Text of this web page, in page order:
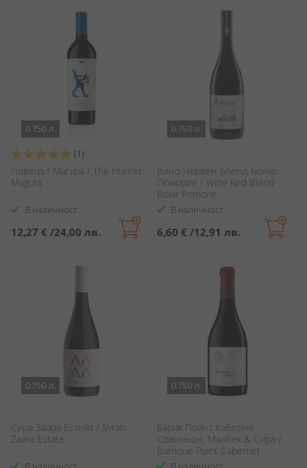
0.750 л.
Оценка:
100%
(1)
Ловецът Магура / The Hunter
Magura
В наличност
12,27 € /24,00 лв.
0.750 л.
Вино Червен Бленд Бойар
Поморие / Wine Red Blend
Boiar Pomorie
В наличност
6,60 € /12,91 лв.
0.750 л.
Сира Заара Естейт / Syrah
Zaara Estate
0.750 л.
Барик Пойнт Каберне
Совиньон, Малбек & Сира /
Barrique Point Cabernet
Sauvignon, Malbec & Syrah